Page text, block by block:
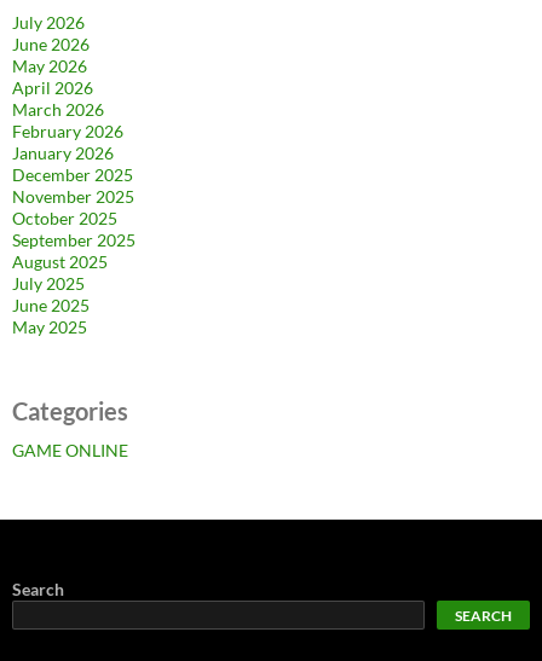
July 2026
June 2026
May 2026
April 2026
March 2026
February 2026
January 2026
December 2025
November 2025
October 2025
September 2025
August 2025
July 2025
June 2025
May 2025
Categories
GAME ONLINE
Search
SEARCH